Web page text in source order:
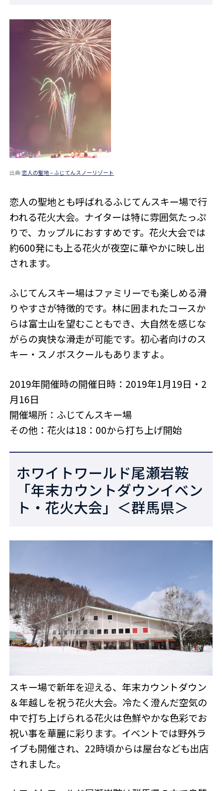
出典:恋人の聖地 – ふじてんスノーリゾート
恋人の聖地とも呼ばれるふじてんスキー場で行
われる花火大会。ナイターは特に雰囲気たっぷ
りで、カップルにおすすめです。花火大会では
約600発にも上る花火が夜空に華やかに映し出
されます。
ふじてんスキー場はファミリーでも楽しめる滑
りやすさが特徴的です。林に囲まれたコースか
らは富士山を望むこともでき、大自然を感じな
がらの爽快な滑走が可能です。初心者向けのス
キー・スノボスクールもありますよ。
2019年開催時の開催日時：2019年1月19日・2
月16日
開催場所：ふじてんスキー場
その他：花火は18：00から打ち上げ開始
ホワイトワールド尾瀬岩鞍
「年末カウントダウンイベン
ト・花火大会」＜群馬県＞
スキー場で新年を迎える、年末カウントダウン
＆年越しを祝う花火大会。冷たく澄んだ空気の
中で打ち上げられる花火は色鮮やかな色彩でお
祝い事を華麗に彩ります。イベントでは野外ラ
イブも開催され、22時頃からは屋台なども出店
されました。